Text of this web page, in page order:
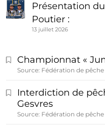
Présentation
Poutier :
13 juillet 2026
Championnat «
Source: Fédération de
Interdiction de
Gesvres
Source: Fédération de